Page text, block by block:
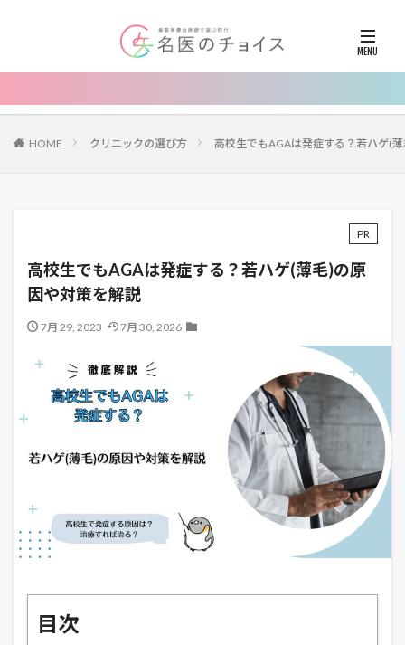
HOME クリニックの選び方 高校生でもAGAは発症する？若ハゲ(
PR
高校生でもAGAは発症する？若ハゲ(薄毛)の原
因や対策を解説
7月 29, 2023 7月 30, 2026
目次